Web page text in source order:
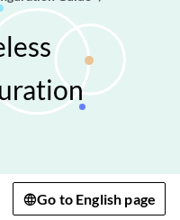
Go to English page